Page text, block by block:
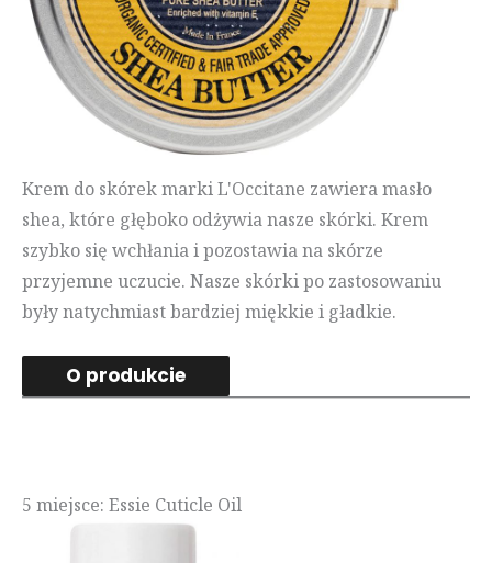
Krem do skórek marki L'Occitane zawiera masło
shea, które głęboko odżywia nasze skórki. Krem
szybko się wchłania i pozostawia na skórze
przyjemne uczucie. Nasze skórki po zastosowaniu
były natychmiast bardziej miękkie i gładkie.
O produkcie
5 miejsce: Essie Cuticle Oil